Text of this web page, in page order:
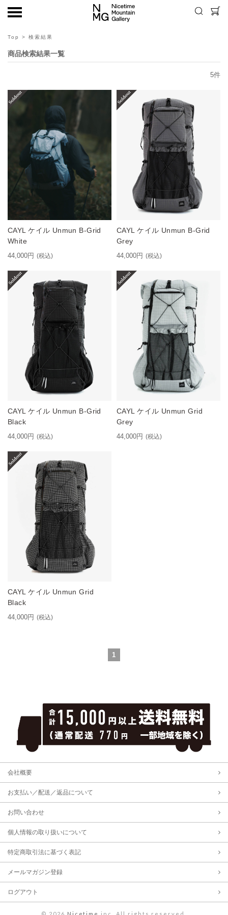
Top > 検索結果
商品検索結果一覧
5件
CAYL ケイル Unmun B-Grid
White
44,000円 (税込)
CAYL ケイル Unmun B-Grid
Grey
44,000円 (税込)
CAYL ケイル Unmun B-Grid
Black
44,000円 (税込)
CAYL ケイル Unmun Grid
Grey
44,000円 (税込)
CAYL ケイル Unmun Grid
Black
44,000円 (税込)
1
会社概要
お支払い／配送／返品について
お問い合わせ
個人情報の取り扱いについて
特定商取引法に基づく表記
メールマガジン登録
ログアウト
© 2026 Nicetime inc. All rights reserved.